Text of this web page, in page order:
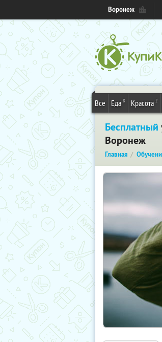
Воронеж
Все Еда 8 Красота 2
Бесплатный
Воронеж
Главная